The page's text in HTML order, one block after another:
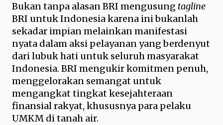
Bukan tanpa alasan BRI mengusung tagline
BRI untuk Indonesia karena ini bukanlah
sekadar impian melainkan manifestasi
nyata dalam aksi pelayanan yang berdenyut
dari lubuk hati untuk seluruh masyarakat
Indonesia. BRI mengukir komitmen penuh,
menggelorakan semangat untuk
mengangkat tingkat kesejahteraan
finansial rakyat, khususnya para pelaku
UMKM di tanah air.